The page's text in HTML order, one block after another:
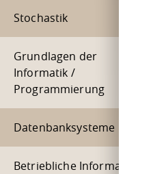
Stochastik
Grundlagen der
Informatik /
Programmierung
Datenbanksysteme
Betriebliche Informations-